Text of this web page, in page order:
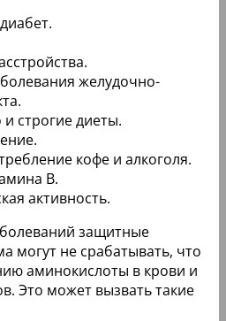
желудочно-
и строгие диеты.
кофе и алкоголя.
В.
активность.
защитные
могут не срабатывать, что
аминокислоты в крови и
Это может вызвать такие